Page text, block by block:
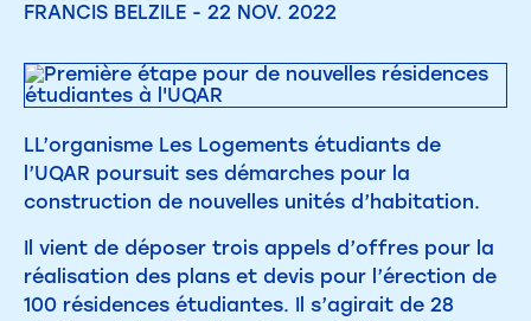
FRANCIS BELZILE - 22 NOV. 2022
LL’organisme Les Logements étudiants de
l’UQAR poursuit ses démarches pour la
construction de nouvelles unités d’habitation.
Il vient de déposer trois appels d’offres pour la
réalisation des plans et devis pour l’érection de
100 résidences étudiantes. Il s’agirait de 28